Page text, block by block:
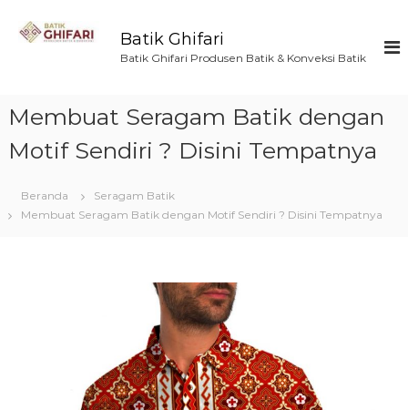
Batik Ghifari
Batik Ghifari Produsen Batik & Konveksi Batik
Membuat Seragam Batik dengan
Motif Sendiri ? Disini Tempatnya
Beranda
Seragam Batik
Membuat Seragam Batik dengan Motif Sendiri ? Disini Tempatnya